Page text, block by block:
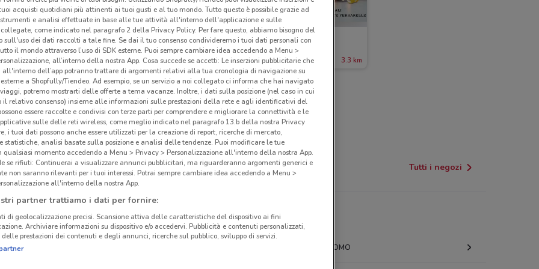
-1 GIORNO
McDonald's
Scade domani 2.2 km
-1 GIORNO
McDonald's
Scade domani 2.2 km
Ferrarelle
Scade il 16/08 3.3 km
Tutti i negozi
CON MINOPRIO LIPOMO
acquisti quotidiani più attinenti ai tuoi gusti e al tuo mondo. Tutto questo è possibile grazie ad
e analisi effettuate in base alle tue attività all'interno dell'applicazione e sulle
come indicato nel paragrafo 2 della Privacy Policy. Per fare questo, abbiamo bisogno del
sull'uso dei dati raccolti a tale fine. Se dai il tuo consenso condivideremo i tuoi dati personali con
il mondo attraverso l’uso di SDK esterne. Puoi sempre cambiare idea accedendo a Menu >
all’interno della nostra App. Cosa succede se accetti: Le inserzioni pubblicitarie che
all'interno dell’app potranno trattare di argomenti relativi alla tua cronologia di navigazione su
a Shopfully/Tiendeo. Ad esempio, se un servizio a noi collegato ci informa che hai navigato
potremo mostrarti delle offerte a tema vacanze. Inoltre, i dati sulla posizione (nel caso in cui
il relativo consenso) insieme alle informazioni sulle prestazioni della rete e agli identificativi del
essere raccolte e condivisi con terze parti per comprendere e migliorare la connettività e le
sulle delle reti wireless, come meglio indicato nel paragrafo 13.b della nostra Privacy
i tuoi dati possono anche essere utilizzati per la creazione di report, ricerche di mercato,
statistiche, analisi basate sulla posizione e analisi delle tendenze. Puoi modificare le tue
qualsiasi momento accedendo a Menu > Privacy > Personalizzazione all'interno della nostra App.
se rifiuti: Continuerai a visualizzare annunci pubblicitari, ma riguarderanno argomenti generici e
non saranno rilevanti per i tuoi interessi. Potrai sempre cambiare idea accedendo a Menu >
all'interno della nostra App.
partner trattiamo i dati per fornire:
di geolocalizzazione precisi. Scansione attiva delle caratteristiche del dispositivo ai fini
Archiviare informazioni su dispositivo e/o accedervi. Pubblicità e contenuti personalizzati,
prestazioni dei contenuti e degli annunci, ricerche sul pubblico, sviluppo di servizi.